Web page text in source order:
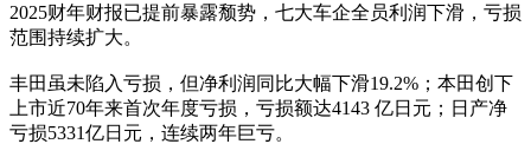
2025财年财报已提前暴露颓势，七大车企全员利润下滑，亏损
范围持续扩大。
丰田虽未陷入亏损，但净利润同比大幅下滑19.2%；本田创下
上市近70年来首次年度亏损，亏损额达4143 亿日元；日产净
亏损5331亿日元，连续两年巨亏。